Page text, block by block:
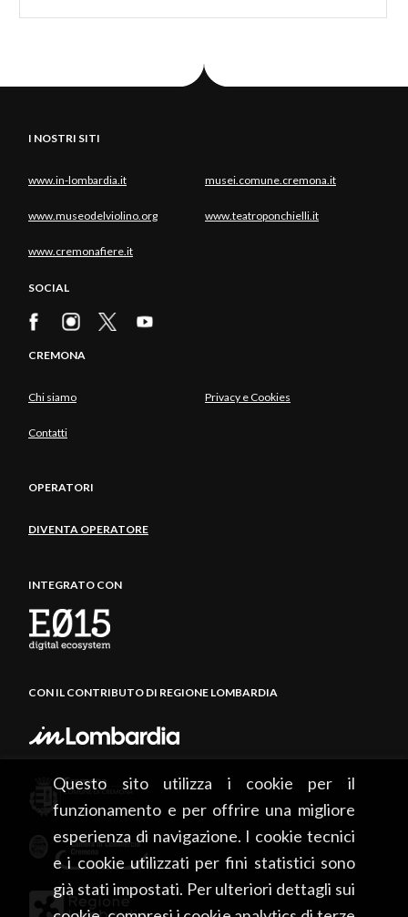
Questo sito utilizza i cookie per il
funzionamento e per offrire una migliore
esperienza di navigazione. I cookie tecnici
e i cookie utilizzati per fini statistici sono
già stati impostati. Per ulteriori dettagli sui
I NOSTRI SITI
www.in-lombardia.it musei.comune.cremona.it
www.museodelviolino.org www.teatroponchielli.it
www.cremonafiere.it
SOCIAL
CREMONA
Chi siamo Privacy e Cookies
Contatti
OPERATORI
DIVENTA OPERATORE
INTEGRATO CON
CON IL CONTRIBUTO DI REGIONE LOMBARDIA